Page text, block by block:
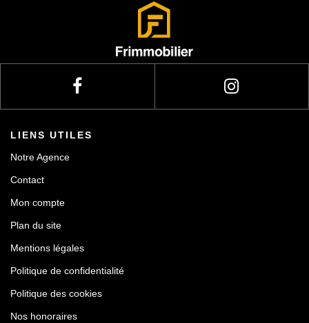
LIENS UTILES
Notre Agence
Contact
Mon compte
Plan du site
Mentions légales
Politique de confidentialité
Politique des cookies
Nos honoraires